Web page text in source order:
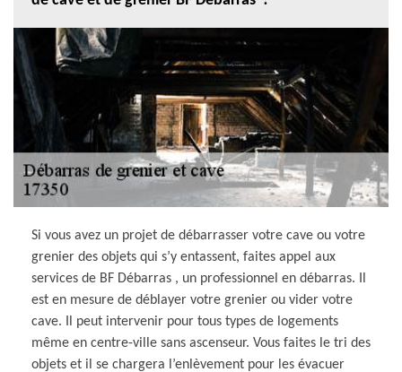
Si vous avez un projet de débarrasser votre cave ou votre
grenier des objets qui s’y entassent, faites appel aux
services de BF Débarras , un professionnel en débarras. Il
est en mesure de déblayer votre grenier ou vider votre
cave. Il peut intervenir pour tous types de logements
même en centre-ville sans ascenseur. Vous faites le tri des
objets et il se chargera l’enlèvement pour les évacuer